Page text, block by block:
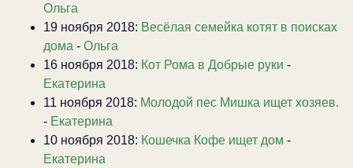
Ольга
19 ноября 2018: Весёлая семейка котят в поисках
дома - Ольга
16 ноября 2018: Кот Рома в Добрые руки -
Екатерина
11 ноября 2018: Молодой пес Мишка ищет хозяев.
- Екатерина
10 ноября 2018: Кошечка Кофе ищет дом -
Екатерина